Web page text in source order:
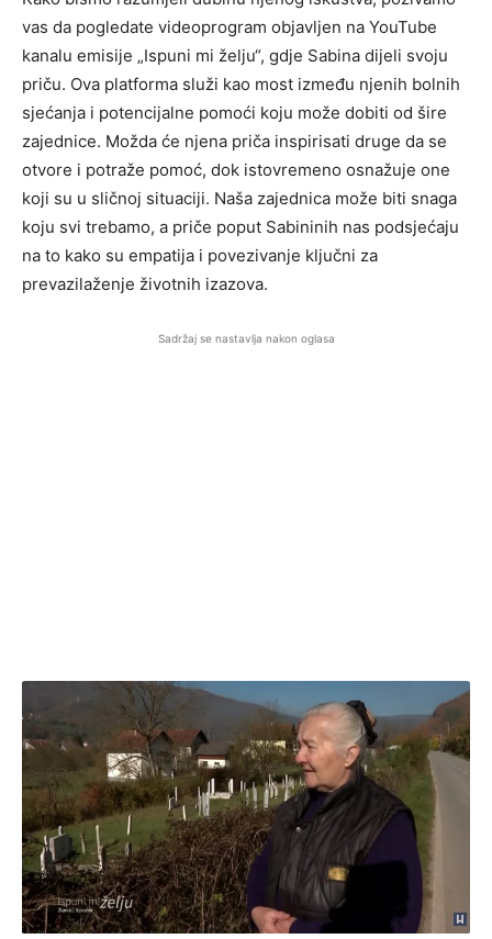
vas da pogledate videoprogram objavljen na YouTube
kanalu emisije „Ispuni mi želju“, gdje Sabina dijeli svoju
priču. Ova platforma služi kao most između njenih bolnih
sjećanja i potencijalne pomoći koju može dobiti od šire
zajednice. Možda će njena priča inspirisati druge da se
otvore i potraže pomoć, dok istovremeno osnažuje one
koji su u sličnoj situaciji. Naša zajednica može biti snaga
koju svi trebamo, a priče poput Sabininih nas podsjećaju
na to kako su empatija i povezivanje ključni za
prevazilaženje životnih izazova.
Sadržaj se nastavlja nakon oglasa